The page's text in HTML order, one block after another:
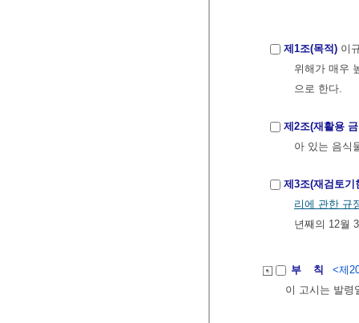
제1조(목적) 이
위해가 매우
으로 한다.
제2조(재활용
아 있는 음식
제3조(재검토기
리에 관한 규
년째의 12월
부 칙
<제
이 고시는 발령